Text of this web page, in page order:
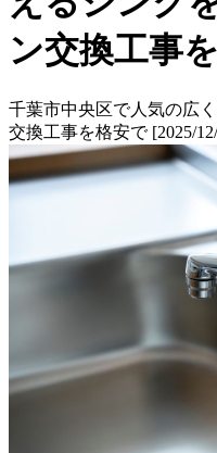
ン交換工事
千葉市中央区で人気の広
交換工事を格安で [2025/